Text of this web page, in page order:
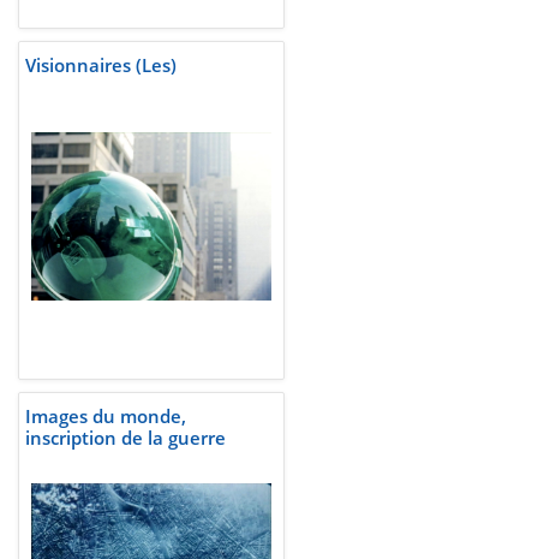
Visionnaires (Les)
Images du monde,
inscription de la guerre